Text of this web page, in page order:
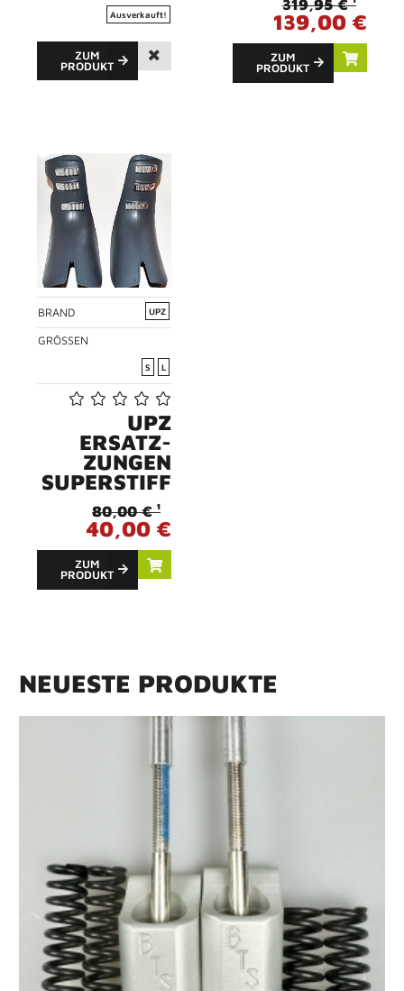
Ausverkauft!
ZUM
PRODUKT
319,95 € ¹
139,00 €
ZUM
PRODUKT
BRAND UPZ
GRÖSSEN
S L
UPZ
ERSATZ-
ZUNGEN
SUPERSTIFF
80,00 € ¹
40,00 €
ZUM
PRODUKT
NEUESTE PRODUKTE